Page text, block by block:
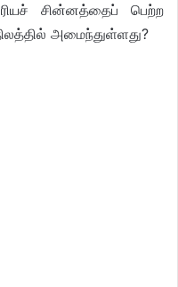
சின்னத்தைப் பெற்ற
அமைந்துள்ளது?